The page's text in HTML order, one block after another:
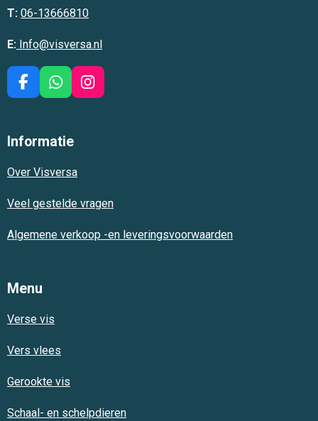
T: 06-13666810
E: Info@visversa.nl
F
a
b
o
W
h
s
p
I
n
m
Informatie
Over Visversa
Veel gestelde vragen
Algemene verkoop -en leveringsvoorwaarden
Menu
Verse vis
Vers vlees
Gerookte vis
Schaal- en schelpdieren